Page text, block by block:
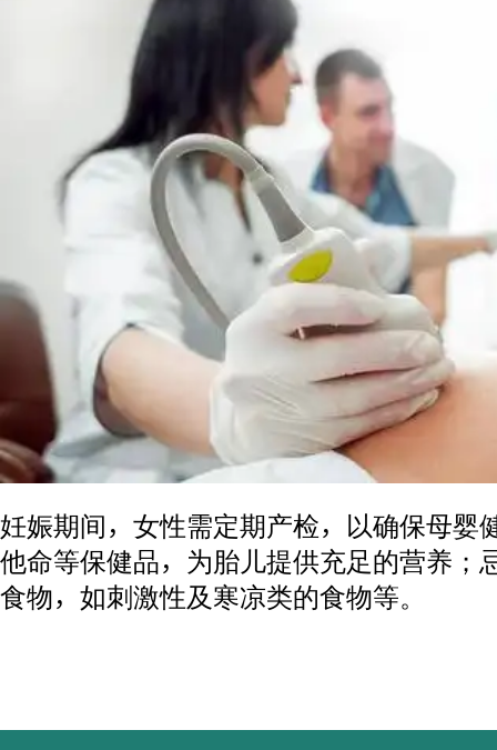
妊娠期间，女性需定期产检，以确保母婴
他命等保健品，为胎儿提供充足的营养；
食物，如刺激性及寒凉类的食物等。